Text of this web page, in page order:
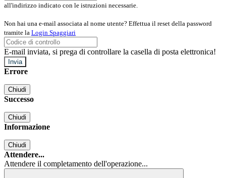
all'indirizzo indicato con le istruzioni necessarie.
Non hai una e-mail associata al nome utente? Effettua il reset della password
tramite la Login Spaggiari
E-mail inviata, si prega di controllare la casella di posta elettronica!
Errore
Chiudi
Successo
Chiudi
Informazione
Chiudi
Attendere...
Attendere il completamento dell'operazione...